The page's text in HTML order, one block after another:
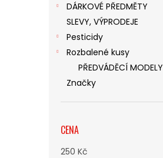
DÁRKOVÉ PŘEDMĚTY
SLEVY, VÝPRODEJE
Pesticidy
Rozbalené kusy
PŘEDVÁDĚCÍ MODELY
Značky
CENA
250 Kč